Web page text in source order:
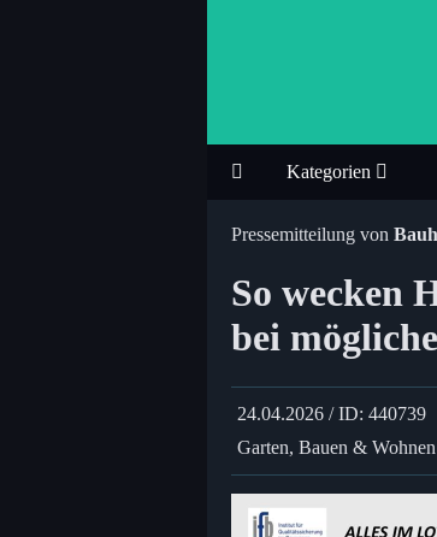
Kategorien
Pressemitteilung von
So wecken
bei
24.04.2026 / ID: 440739
Garten, Bauen & Wohnen